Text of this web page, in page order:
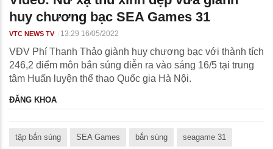
huy chương bạc SEA Games 31
VTC NEWS TV 13:29 16/05/2022
VĐV Phí Thanh Thảo giành huy chương bạc với thành tích
246,2 điểm môn bắn súng diễn ra vào sáng 16/5 tại trung
tâm Huấn luyện thể thao Quốc gia Hà Nội.
ĐĂNG KHOA
tập bắn súng SEA Games bắn súng seagame 31